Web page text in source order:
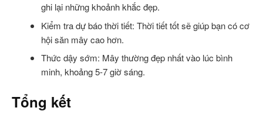
ghi lại những khoảnh khắc đẹp.
Kiểm tra dự báo thời tiết: Thời tiết tốt sẽ giúp bạn có cơ
hội săn mây cao hơn.
Thức dậy sớm: Mây thường đẹp nhất vào lúc bình
minh, khoảng 5-7 giờ sáng.
Tổng kết